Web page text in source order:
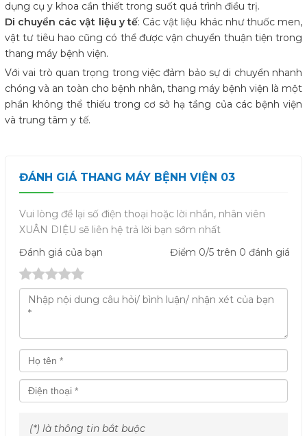
dụng cụ y khoa cần thiết trong suốt quá trình điều trị.
Di chuyển các vật liệu y tế: Các vật liệu khác như thuốc men,
vật tư tiêu hao cũng có thể được vận chuyển thuận tiện trong
thang máy bệnh viện.
Với vai trò quan trọng trong việc đảm bảo sự di chuyển nhanh
chóng và an toàn cho bệnh nhân, thang máy bệnh viện là một
phần không thể thiếu trong cơ sở hạ tầng của các bệnh viện
và trung tâm y tế.
ĐÁNH GIÁ THANG MÁY BỆNH VIỆN 03
Vui lòng để lại số điện thoại hoặc lời nhắn, nhân viên
XUÂN DIỆU sẽ liên hệ trả lời bạn sớm nhất
Đánh giá của bạn Điểm 0/5 trên 0 đánh giá
(*) là thông tin bắt buộc